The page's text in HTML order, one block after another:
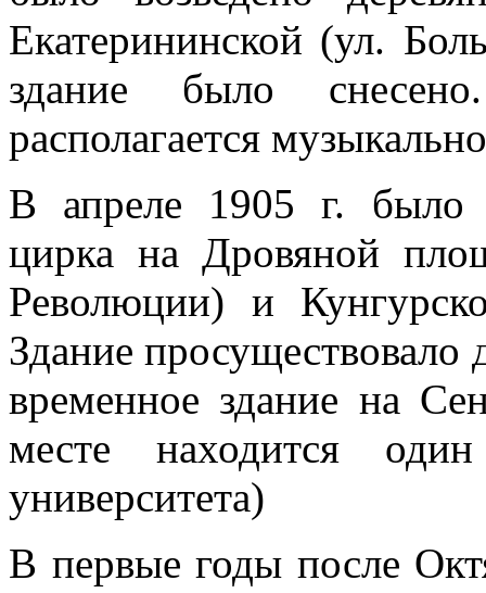
Екатерининской (ул.
здание было
располагается
В апреле 1905 г. было
цирка на Дровяной
Революции) и
Здание просуществовало
временное здание на
месте находится
университета)
В первые годы после